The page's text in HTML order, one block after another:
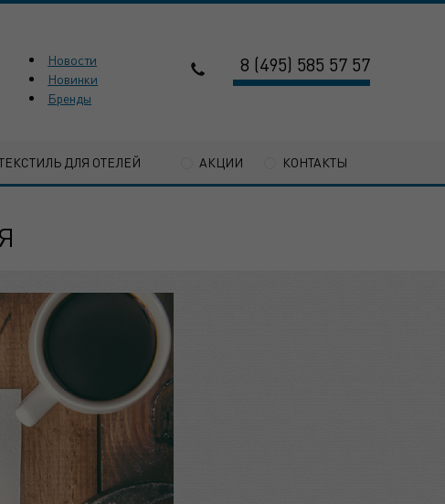
Новости
Новинки
Бренды
8 (495) 585 57 57
ДЛЯ ОТЕЛЕЙ АКЦИИ КОНТАКТЫ